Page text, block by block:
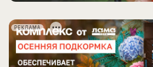
РЕКЛАМА